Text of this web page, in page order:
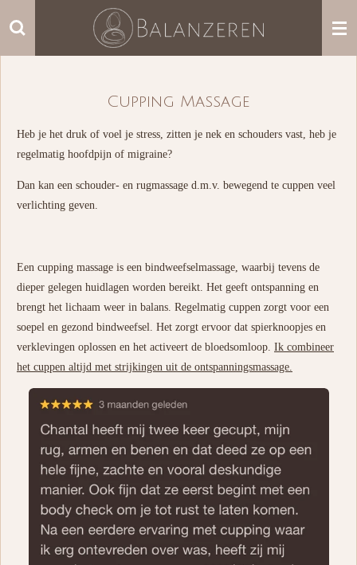
direct
naar
Cupping Massage
Heb je het druk of voel je stress, zitten je nek en schouders vast, heb je
regelmatig hoofdpijn of migraine?
Dan kan een schouder- en rugmassage d.m.v. bewegend te cuppen veel
verlichting geven.
Een cupping massage is een bindweefselmassage, waarbij tevens de
dieper gelegen huidlagen worden bereikt. Het geeft ontspanning en
brengt het lichaam weer in balans. Regelmatig cuppen zorgt voor een
soepel en gezond bindweefsel. Het zorgt ervoor dat spierknoopjes en
verklevingen oplossen en het activeert de bloedsomloop. Ik combineer
het cuppen altijd met strijkingen uit de ontspanningsmassage.